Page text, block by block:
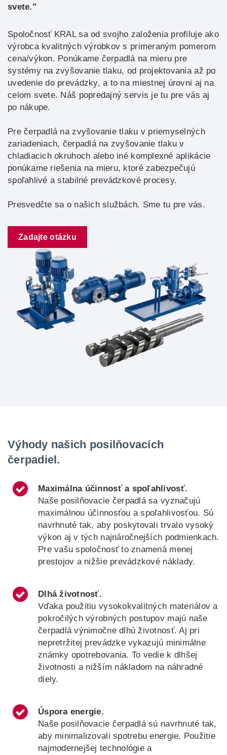
svete."
Spoločnosť KRAL sa od svojho založenia profiluje ako
výrobca kvalitných výrobkov s primeraným pomerom
cena/výkon. Ponúkame čerpadlá na mieru pre
systémy na zvyšovanie tlaku, od projektovania až po
uvedenie do prevádzky, a to na miestnej úrovni aj na
celom svete. Náš popredajný servis je tu pre vás aj
po nákupe.
Pre čerpadlá na zvyšovanie tlaku v priemyselných
zariadeniach, čerpadlá na zvyšovanie tlaku v
chladiacich okruhoch alebo iné komplexné aplikácie
ponúkame riešenia na mieru, ktoré zabezpečujú
spoľahlivé a stabilné prevádzkové procesy.
Presvedčte sa o našich službách. Sme tu pre vás.
Zadajte otázku
Výhody našich posilňovacích
čerpadiel.
Maximálna účinnosť a spoľahlivosť.
Naše posilňovacie čerpadlá sa vyznačujú
maximálnou účinnosťou a spoľahlivosťou. Sú
navrhnuté tak, aby poskytovali trvalo vysoký
výkon aj v tých najnáročnejších podmienkach.
Pre vašu spoločnosť to znamená menej
prestojov a nižšie prevádzkové náklady.
Dlhá životnosť.
Vďaka použitiu vysokokvalitných materiálov a
pokročilých výrobných postupov majú naše
čerpadlá výnimočne dlhú životnosť. Aj pri
nepretržitej prevádzke vykazujú minimálne
známky opotrebovania. To vedie k dlhšej
životnosti a nižším nákladom na náhradné
diely.
Úspora energie.
Naše posilňovacie čerpadlá sú navrhnuté tak,
aby minimalizovali spotrebu energie. Použitie
najmodernejšej technológie a